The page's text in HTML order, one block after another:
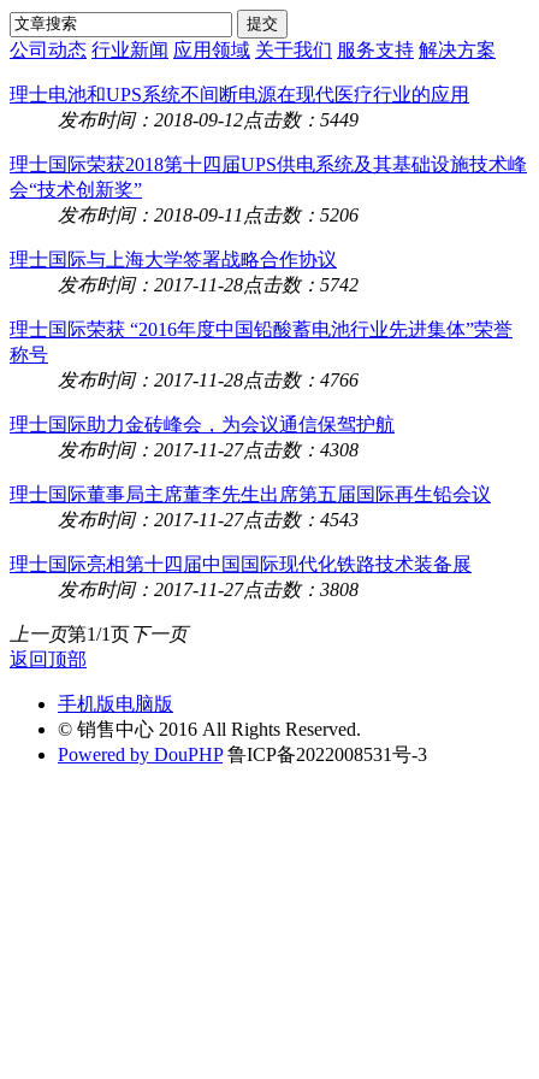
公司动态 行业新闻 应用领域 关于我们 服务支持 解决方案
理士电池和UPS系统不间断电源在现代医疗行业的应用
发布时间：2018-09-12点击数：5449
理士国际荣获2018第十四届UPS供电系统及其基础设施技术峰
会“技术创新奖”
发布时间：2018-09-11 点击数：5206
理士国际与上海大学签署战略合作协议
发布时间：2017-11-28点击数：5742
理士国际荣获 “2016年度中国铅酸蓄电池行业先进集体”荣誉
称号
发布时间：2017-11-28点击数：4766
理士国际助力金砖峰会，为会议通信保驾护航
发布时间：2017-11-27点击数：4308
理士国际董事局主席董李先生出席第五届国际再生铅会议
发布时间：2017-11-27点击数：4543
理士国际亮相第十四届中国国际现代化铁路技术装备展
发布时间：2017-11-27点击数：3808
上一页第1/1页下一页
返回顶部
手机版电脑版
© 销售中心 2016 All Rights Reserved.
Powered by DouPHP鲁ICP备2022008531号-3